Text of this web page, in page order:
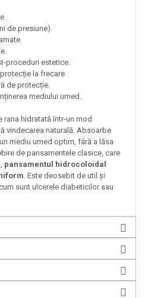
de presiune).
proceduri estetice.
la frecare.
de protecție.
mediului umed.
rana hidratată într-un mod
vindecarea naturală. Absoarbe
mediu umed optim, fără a lăsa
de pansamentele clasice, care
pansamentul hidrocoloidal
. Este deosebit de util și
sunt ulcerele diabeticilor sau